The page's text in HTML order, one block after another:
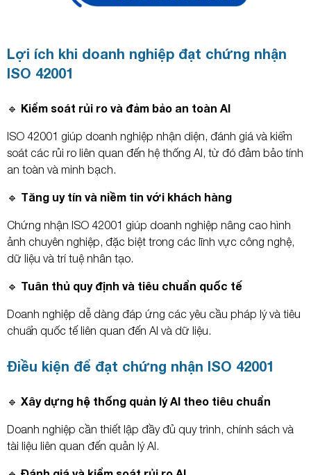
Lợi ích khi doanh nghiệp đạt chứng nhận
ISO 42001
🔹 Kiểm soát rủi ro và đảm bảo an toàn AI
ISO 42001 giúp doanh nghiệp nhận diện, đánh giá và kiểm
soát các rủi ro liên quan đến hệ thống AI, từ đó đảm bảo tính
an toàn và minh bạch.
🔹 Tăng uy tín và niềm tin với khách hàng
Chứng nhận ISO 42001 giúp doanh nghiệp nâng cao hình
ảnh chuyên nghiệp, đặc biệt trong các lĩnh vực công nghệ,
dữ liệu và trí tuệ nhân tạo.
🔹 Tuân thủ quy định và tiêu chuẩn quốc tế
Doanh nghiệp dễ dàng đáp ứng các yêu cầu pháp lý và tiêu
chuẩn quốc tế liên quan đến AI và dữ liệu.
Điều kiện để đạt chứng nhận ISO 42001
🔹 Xây dựng hệ thống quản lý AI theo tiêu chuẩn
Doanh nghiệp cần thiết lập đầy đủ quy trình, chính sách và
tài liệu liên quan đến quản lý AI.